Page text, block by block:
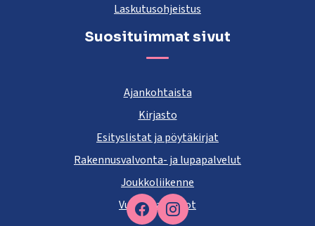
Facebook
Laskutusohjeistus
Suosituimmat sivut
Ajankohtaista
Kirjasto
Esityslistat ja pöytäkirjat
Rakennusvalvonta- ja lupapalvelut
Joukkoliikenne
Vuokra-asunnot